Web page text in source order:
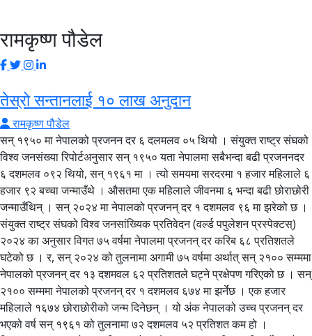
रामकृष्ण पौडेल
तेस्रो सन्तानलाई १० लाख अनुदान
रामकृष्ण पौडेल
सन् १९५० मा नेपालको प्रजनन दर ६ दलमलव ०५ थियो । संयुक्त राष्ट्र संघको
विश्व जनसंख्या रिपोर्टअनुसार सन् १९५० यता नेपालमा सबैभन्दा बढी प्रजननदर
६ दशमलव ०९२ थियो, सन् १९६१ मा । त्यो समयमा सरदरमा १ हजार महिलाले ६
हजार ९२ बच्चा जन्माउँथे । औसतमा एक महिलाले जीवनमा ६ भन्दा बढी छोराछोरी
जन्माउँथिन् । सन् २०२४ मा नेपालको प्रजनन् दर १ दशमलव ९६ मा झरेको छ ।
संयुक्त राष्ट्र संघको विश्व जनसांख्यिक प्रतिवेदन (वर्ल्ड पपुलेशन प्रस्पेक्टस्)
२०२४ का अनुसार विगत ७५ वर्षमा नेपालमा प्रजनन् दर करिब ६८ प्रतिशतले
घटेको छ । र, सन् २०२४ को तुलनामा अगामी ७५ वर्षमा अर्थात् सन् २१०० सम्ममा
नेपालको प्रजनन् दर १३ दशमवल ६२ प्रतिशतले घट्ने प्रक्षेपण गरिएको छ । सन्
२१०० सम्ममा नेपालको प्रजनन् दर १ दशमलव ६७४ मा झर्नेछ । एक हजार
महिलाले १६७४ छोराछोरीको जन्म दिनेछन् । यो अंक नेपालको उच्च प्रजनन् दर
भएको वर्ष सन् १९६१ को तुलनामा ७२ दशमलव ५२ प्रतिशत कम हो ।